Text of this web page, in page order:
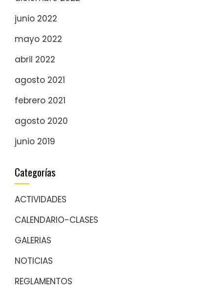
junio 2022
mayo 2022
abril 2022
agosto 2021
febrero 2021
agosto 2020
junio 2019
Categorías
ACTIVIDADES
CALENDARIO-CLASES
GALERIAS
NOTICIAS
REGLAMENTOS